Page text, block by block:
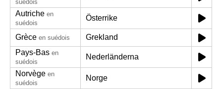
suédois
Autriche en
suédois
Österrike
Grèce en suédois
Grekland
Pays-Bas en
suédois
Nederländerna
Norvège en
suédois
Norge